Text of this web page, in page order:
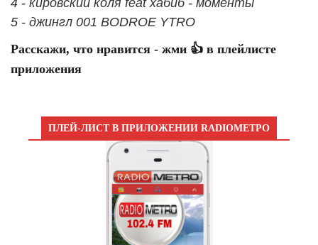
5 - джингл 001 BODROE YTRO
Расскажи, что нравится - жми 👍 в плейлисте
приложения
ПЛЕЙ-ЛИСТ В ПРИЛОЖЕНИИ RADIOМЕТРО